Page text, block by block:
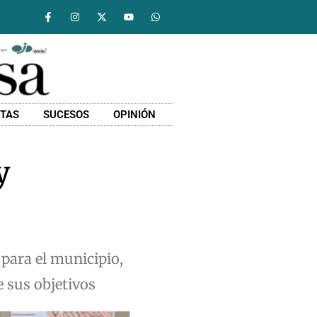
SUCESOS OPINIÓN
el municipio,
sus objetivos